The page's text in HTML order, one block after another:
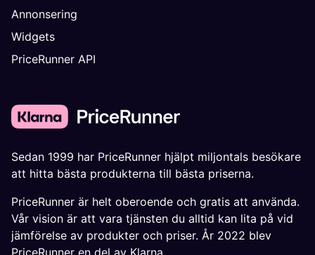
Annonsering
Widgets
PriceRunner API
Sedan 1999 har PriceRunner hjälpt miljontals besökare
att hitta bästa produkterna till bästa priserna.
PriceRunner är helt oberoende och gratis att använda.
Vår vision är att vara tjänsten du alltid kan lita på vid
jämförelse av produkter och priser. År 2022 blev